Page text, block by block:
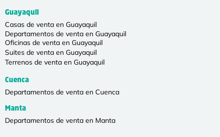
Guayaquil
Casas de venta en Guayaquil
Departamentos de venta en Guayaquil
Oficinas de venta en Guayaquil
Suites de venta en Guayaquil
Terrenos de venta en Guayaquil
Cuenca
Departamentos de venta en Cuenca
Manta
Departamentos de venta en Manta